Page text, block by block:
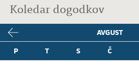
Koledar dogodkov
AVGUST
P
T S Č